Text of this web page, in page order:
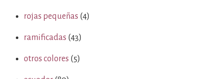
rojas pequeñas (4)
ramificadas (43)
otros colores (5)